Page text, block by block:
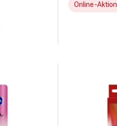
Online-Aktion